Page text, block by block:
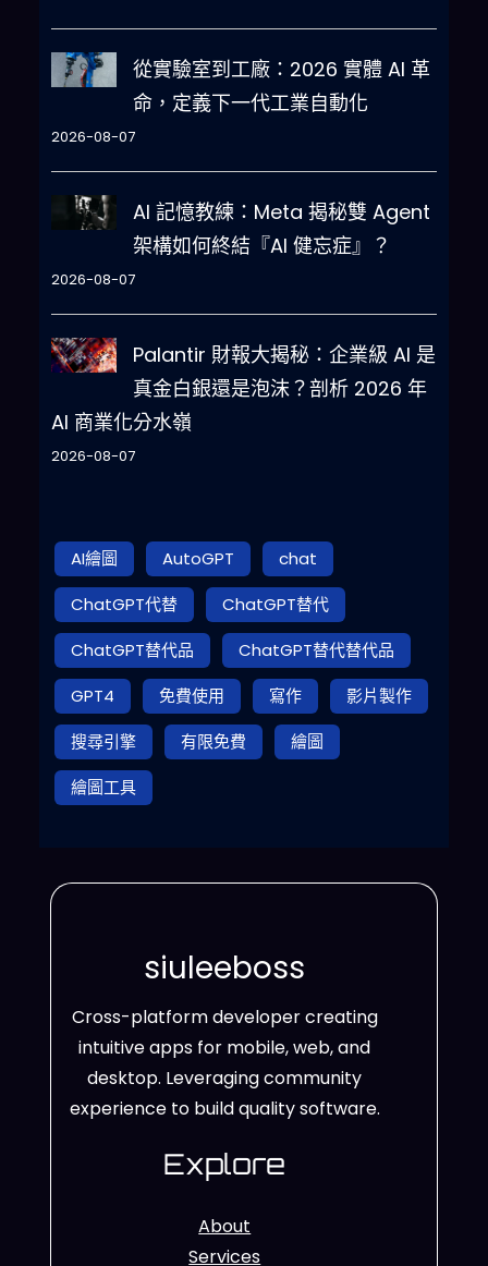
從實驗室到工廠：2026 實體 AI 革
命，定義下一代工業自動化
2026-08-07
AI 記憶教練：Meta 揭秘雙 Agent
架構如何終結『AI 健忘症』？
2026-08-07
Palantir 財報大揭秘：企業級 AI 是
真金白銀還是泡沫？剖析 2026 年
AI 商業化分水嶺
2026-08-07
AI繪圖 AutoGPT
chat
ChatGPT代替
ChatGPT替代
ChatGPT替代品
ChatGPT替代替代品
GPT4
免費使用 寫作
影片製作
搜尋引擎
有限免費
繪圖
繪圖工具
siuleeboss
Cross-platform developer creating
intuitive apps for mobile, web, and
desktop. Leveraging community
experience to build quality software.
Explore
About
Services